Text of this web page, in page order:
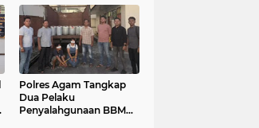
Polres Agam Tangkap
Dua Pelaku
Penyalahgunaan BBM